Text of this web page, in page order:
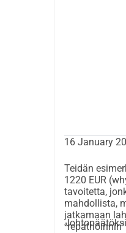
mineraali- ja
loppuun.
16 January
Teidän
1220 EUR
tavoitetta,
mahdollista,
jatkamaan